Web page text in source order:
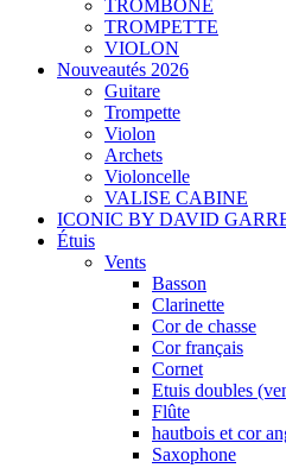
TROMBONE
TROMPETTE
VIOLON
Nouveautés 2026
Guitare
Trompette
Violon
Archets
Violoncelle
VALISE CABINE
ICONIC BY DAVID
Étuis
Vents
Basson
Clarinette
Cor de chasse
Cor français
Cornet
Etuis doubles
Flûte
hautbois et cor
Saxophone